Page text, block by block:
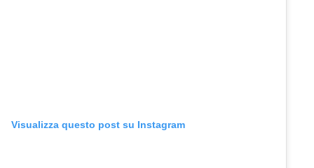
Visualizza questo post su Instagram